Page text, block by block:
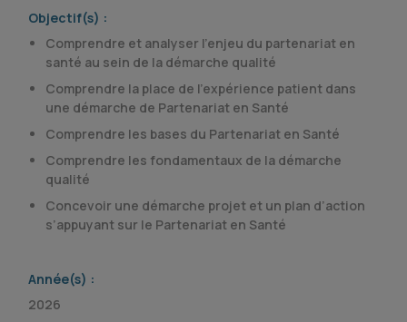
Objectif(s) :
Comprendre et analyser l’enjeu du partenariat en
santé au sein de la démarche qualité
Comprendre la place de l’expérience patient dans
une démarche de Partenariat en Santé
Comprendre les bases du Partenariat en Santé
Comprendre les fondamentaux de la démarche
qualité
Concevoir une démarche projet et un plan d’action
s’appuyant sur le Partenariat en Santé
Année(s) :
2026